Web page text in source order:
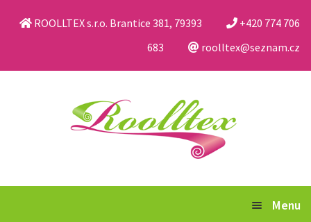
ROOLLTEX s.r.o. Brantice 381, 79393
+420 774 706
683
roolltex@seznam.cz
Menu